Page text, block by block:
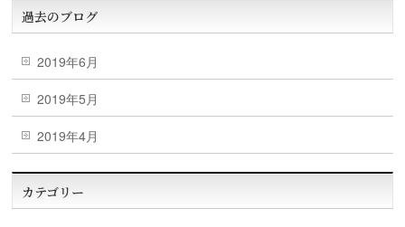
過去のブログ
2019年6月
2019年5月
2019年4月
カテゴリー